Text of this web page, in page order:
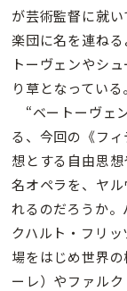
が芸術監督に就
楽団に名を連ね
トーヴェンやシ
り草となっている。
“ベートーヴェ
る、今回の《フ
想とする自由思
名オペラを、ヤ
れるのだろうか
クハルト・フリ
場をはじめ世界
ーレ）やファル